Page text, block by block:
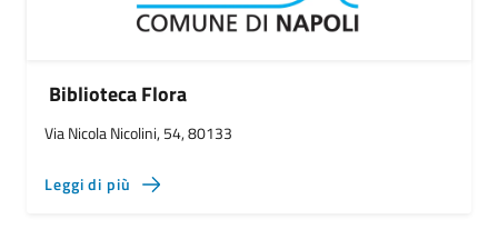
Biblioteca Flora
Via Nicola Nicolini, 54, 80133
Leggi di più